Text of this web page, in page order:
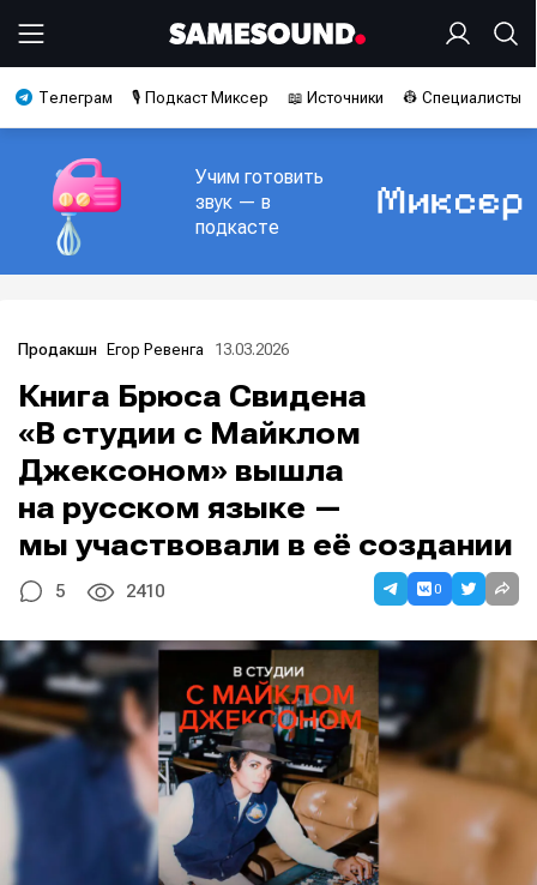
Телеграм 🎙️ Подкаст Миксер 📖 Источники 👷 Специалисты
Учим готовить
звук — в
подкасте
Продакшн Егор Ревенга 13.03.2026
Книга Брюса Свидена
«В студии с Майклом
Джексоном» вышла
на русском языке —
мы участвовали в её создании
5 2410 0